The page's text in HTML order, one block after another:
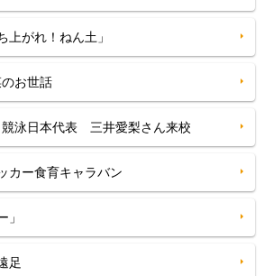
がれ！ねん土」
お世話
競泳日本代表 三井愛梨さん来校
カー食育キャラバン
」
足